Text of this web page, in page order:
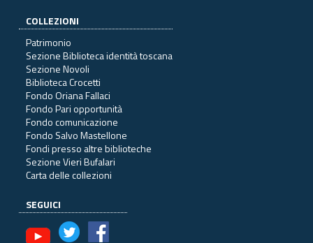
COLLEZIONI
Patrimonio
Sezione Biblioteca identità toscana
Sezione Novoli
Biblioteca Crocetti
Fondo Oriana Fallaci
Fondo Pari opportunità
Fondo comunicazione
Fondo Salvo Mastellone
Fondi presso altre biblioteche
Sezione Vieri Bufalari
Carta delle collezioni
SEGUICI